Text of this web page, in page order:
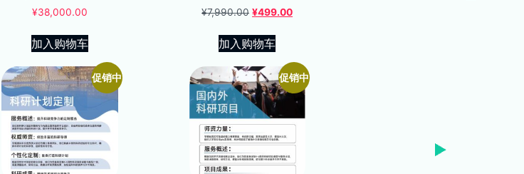
¥38,000.00
加入购物车
¥7,990.00 ¥499.00
加入购物车
促销中 促销中